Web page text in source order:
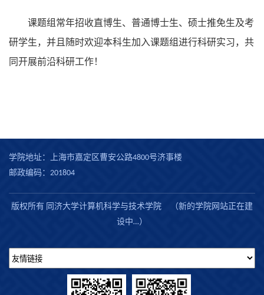
课题组常年招收直博生、普通博士生、硕士推免生及考
研学生，并且随时欢迎本科生加入课题组进行科研实习，共
同开展前沿科研工作！
学院地址：上海市嘉定区曹安公路4800号济事楼
邮政编码：201804
版权所有 同济大学计算机科学与技术学院 （新的学院网站正在建
设中…）